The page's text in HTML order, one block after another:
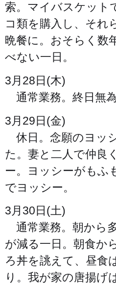
索。マイバスケット
コ類を購入し、それ
晩餐に。おそらく数
べない一日。
3月28日(木)
通常業務。終日無為
3月29日(金)
休日。念願のヨッ
た。妻と二人で仲良
ー。ヨッシーがもふ
でヨッシー。
3月30日(土)
通常業務。朝から
が減る一日。朝食か
ろ丼を誂えて、昼食
り。我が家の唐揚げ